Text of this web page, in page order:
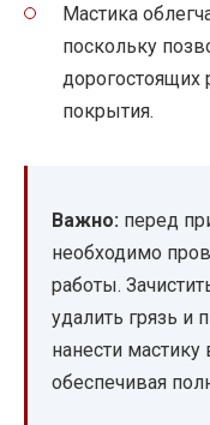
Мастика
поскольку
дорогостоящих
покрытия.
Важно: перед
необходимо
работы.
удалить грязь и
нанести
обеспечивая